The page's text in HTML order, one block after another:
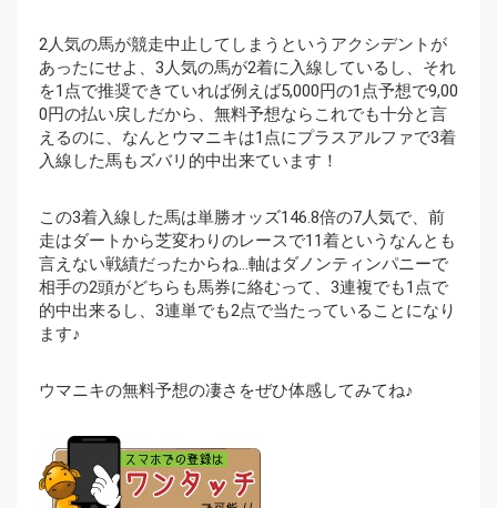
2人気の馬が競走中止してしまうというアクシデントが
あったにせよ、3人気の馬が2着に入線しているし、それ
を1点で推奨できていれば例えば5,000円の1点予想で9,00
0円の払い戻しだから、無料予想ならこれでも十分と言
えるのに、なんとウマニキは1点にプラスアルファで3着
入線した馬もズバリ的中出来ています！
この3着入線した馬は単勝オッズ146.8倍の7人気で、前
走はダートから芝変わりのレースで11着というなんとも
言えない戦績だったからね…軸はダノンティンパニーで
相手の2頭がどちらも馬券に絡むって、3連複でも1点で
的中出来るし、3連単でも2点で当たっていることになり
ます♪
ウマニキの無料予想の凄さをぜひ体感してみてね♪